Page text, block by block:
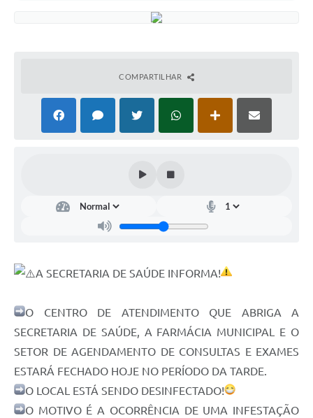
Licitações anteriores
Estatuto dos Servidores Municipais
Legislação
Editais
Banco do Povo Paulista
COMPARTILHAR
A SECRETARIA DE SAÚDE INFORMA!
O CENTRO DE ATENDIMENTO QUE ABRIGA A
SECRETARIA DE SAÚDE, A FARMÁCIA MUNICIPAL E O
SETOR DE AGENDAMENTO DE CONSULTAS E EXAMES
ESTARÁ FECHADO HOJE NO PERÍODO DA TARDE.
O LOCAL ESTÁ SENDO DESINFECTADO!
O MOTIVO É A OCORRÊNCIA DE UMA INFESTAÇÃO